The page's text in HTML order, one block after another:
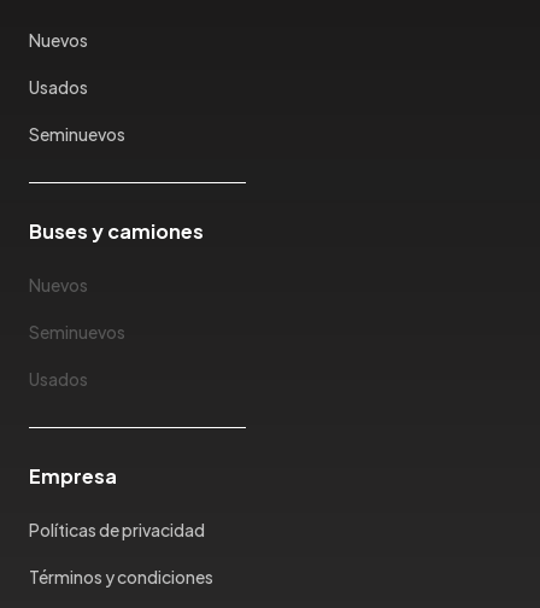
Nuevos
Usados
Seminuevos
Buses y camiones
Nuevos
Seminuevos
Usados
Empresa
Políticas de privacidad
Términos y condiciones